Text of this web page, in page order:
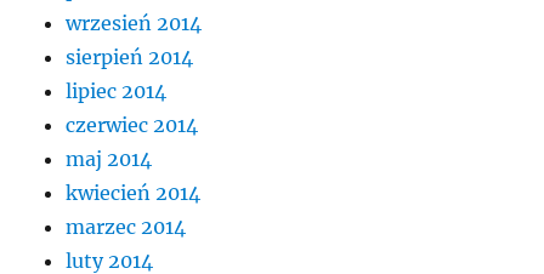
wrzesień 2014
sierpień 2014
lipiec 2014
czerwiec 2014
maj 2014
kwiecień 2014
marzec 2014
luty 2014